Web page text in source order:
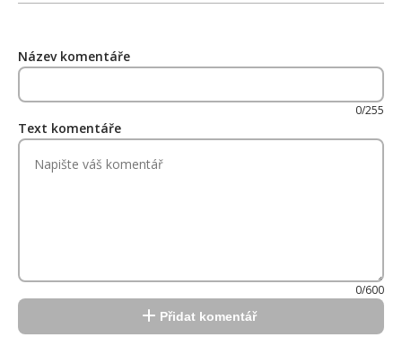
Název komentáře
0/255
Text komentáře
0/600
Přidat komentář